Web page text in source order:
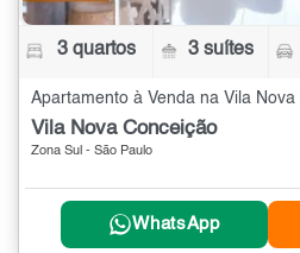
3 quartos 3 suítes
Vila Nova Conceição
Zona Sul - São Paulo
WhatsApp